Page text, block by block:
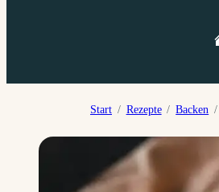
Start Rezepte Backen